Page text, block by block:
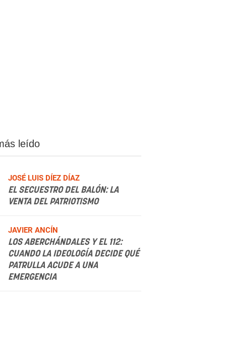
leído
JOSÉ LUIS DÍEZ DÍAZ
EL SECUESTRO DEL BALÓN: LA
VENTA DEL PATRIOTISMO
JAVIER ANCÍN
LOS ABERCHÁNDALES Y EL 112:
CUANDO LA IDEOLOGÍA DECIDE QUÉ
PATRULLA ACUDE A UNA
EMERGENCIA